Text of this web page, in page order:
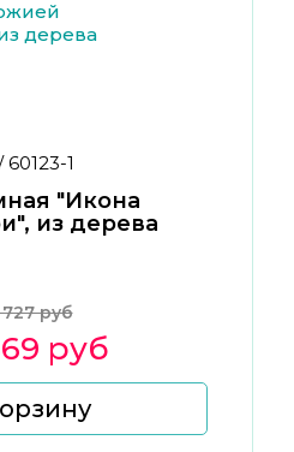
1
"Икона
из дерева
727 руб
руб